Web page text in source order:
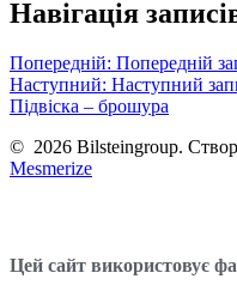
Навігація
Попередній: Попередній
Наступний: Наступний
Підвіска – брошура
© 2026 Bilsteingroup.
Mesmerize
Цей сайт використовує